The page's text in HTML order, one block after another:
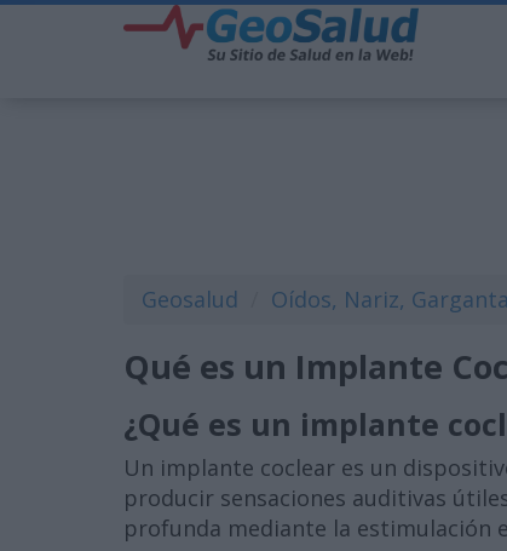
Geosalud Oídos, Nariz, Garganta
Qué es un Implante
¿Qué es un implante
Un implante coclear es un
producir sensaciones auditivas
profunda mediante la estimulación